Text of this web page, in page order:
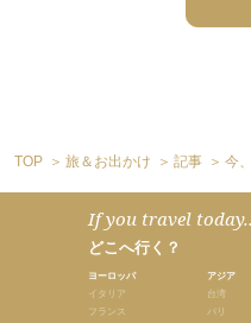
TOP 旅＆お出かけ 記事 今
If you travel
どこへ行く？
ヨーロッパ
イタリア
フランス
アジア
台湾
バリ